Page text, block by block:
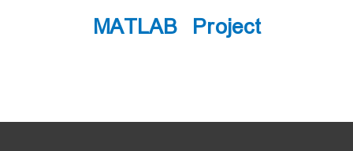
MATLAB Project